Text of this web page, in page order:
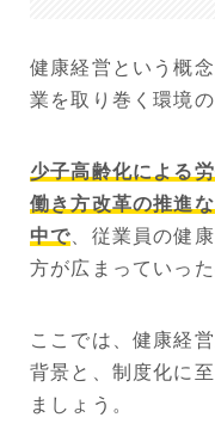
健康経営という概
業を取り巻く環境
少子高齢化による
働き方改革の推進
中で 、従業員の健
方が広まっていった
ここでは、健康経
背景と、制度化に
ましょう。